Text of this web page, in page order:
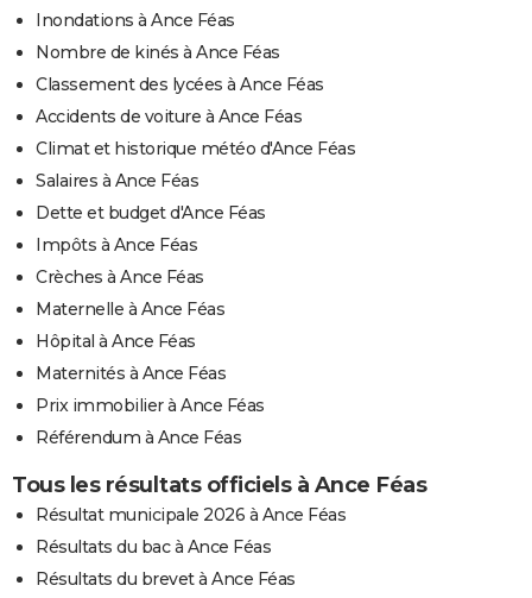
Inondations à Ance Féas
Nombre de kinés à Ance Féas
Classement des lycées à Ance Féas
Accidents de voiture à Ance Féas
Climat et historique météo d'Ance Féas
Salaires à Ance Féas
Dette et budget d'Ance Féas
Impôts à Ance Féas
Crèches à Ance Féas
Maternelle à Ance Féas
Hôpital à Ance Féas
Maternités à Ance Féas
Prix immobilier à Ance Féas
Référendum à Ance Féas
Tous les résultats officiels à Ance Féas
Résultat municipale 2026 à Ance Féas
Résultats du bac à Ance Féas
Résultats du brevet à Ance Féas